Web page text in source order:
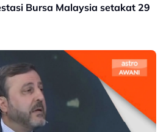
Bursa Malaysia setakat 29